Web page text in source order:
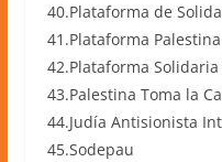
40.Plataforma de
41.Plataforma
42.Plataforma
43.Palestina Toma la
44.Judía Antisionista
45.Sodepau